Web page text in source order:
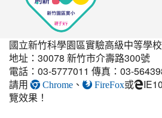
國立新竹科學園區實驗高級中等學
地址：30078 新竹市介壽路300號
電話：03-5777011 傳真：03-
請用
Chrome 、 FireFox或
覽效果！